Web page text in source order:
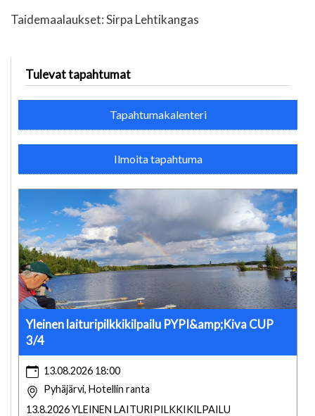
Taidemaalaukset: Sirpa Lehtikangas
Tulevat tapahtumat
Tapahtumakalenteri
Ilmoita tapahtuma
Yleinen laituripilkkikilpailu PYPI&amp;Kiva CUP
3/4
13.08.2026 18:00
Pyhäjärvi, Hotellin ranta
13.8.2026 YLEINEN LAITURIPILKKIKILPAILU